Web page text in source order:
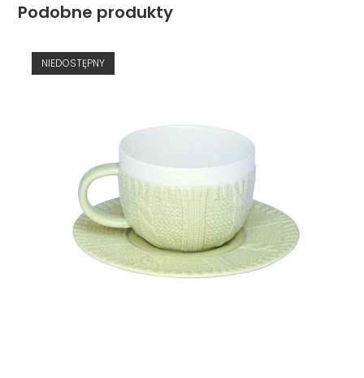
Podobne produkty
NIEDOSTĘPNY